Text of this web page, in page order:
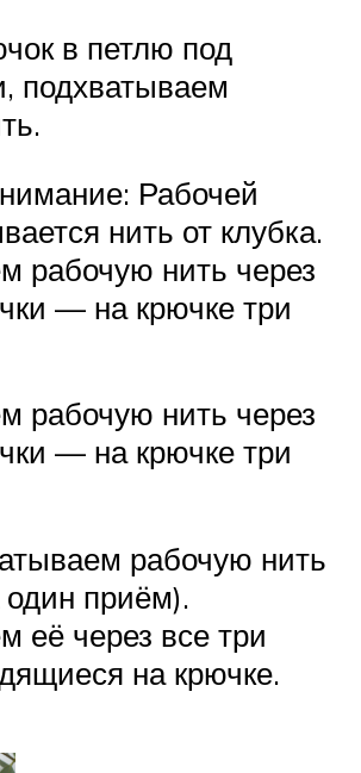
в петлю под
подхватываем
Рабочей
нить от клубка.
рабочую нить через
— на крючке три
рабочую нить через
— на крючке три
рабочую нить
один приём).
её через все три
на крючке.